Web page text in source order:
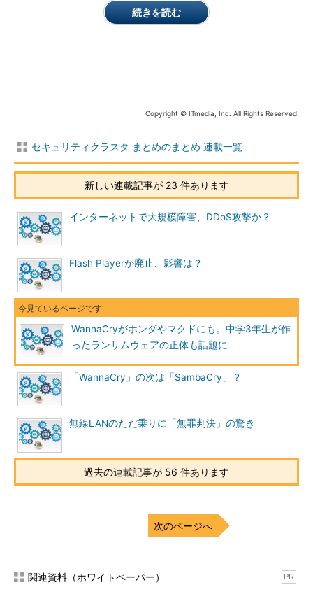
6月27日からは新たなランサムウェアがウクライナなどヨーロ
（GoldenEye）という既存のランサムウェアに手を入れ、
の脆弱性を新たに利用するように改造が施されていたようです。
かという意見もありましたが、南米や韓国でも感染例がありまし
た。日本では6月には感染例はなかったようです。とはいえ物流
続きを読む
Copyright © ITmedia, Inc. All Rights Reserved.
セキュリティクラスタ まとめのまとめ 連載一覧
新しい連載記事が 23 件あります
インターネットで大規模障害、DDoS攻撃か？
Flash Playerが廃止、影響は？
WannaCryがホンダやマクドにも。中学3年生が作
ったランサムウェアの正体も話題に
「WannaCry」の次は「SambaCry」？
無線LANのただ乗りに「無罪判決」の驚き
過去の連載記事が 56 件あります
次のページへ
関連資料（ホワイトペーパー） PR